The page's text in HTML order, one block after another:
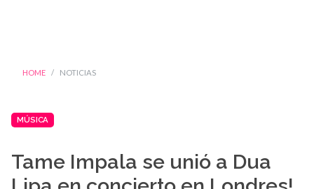
HOME NOTICIAS
MÚSICA
Tame Impala se unió a Dua